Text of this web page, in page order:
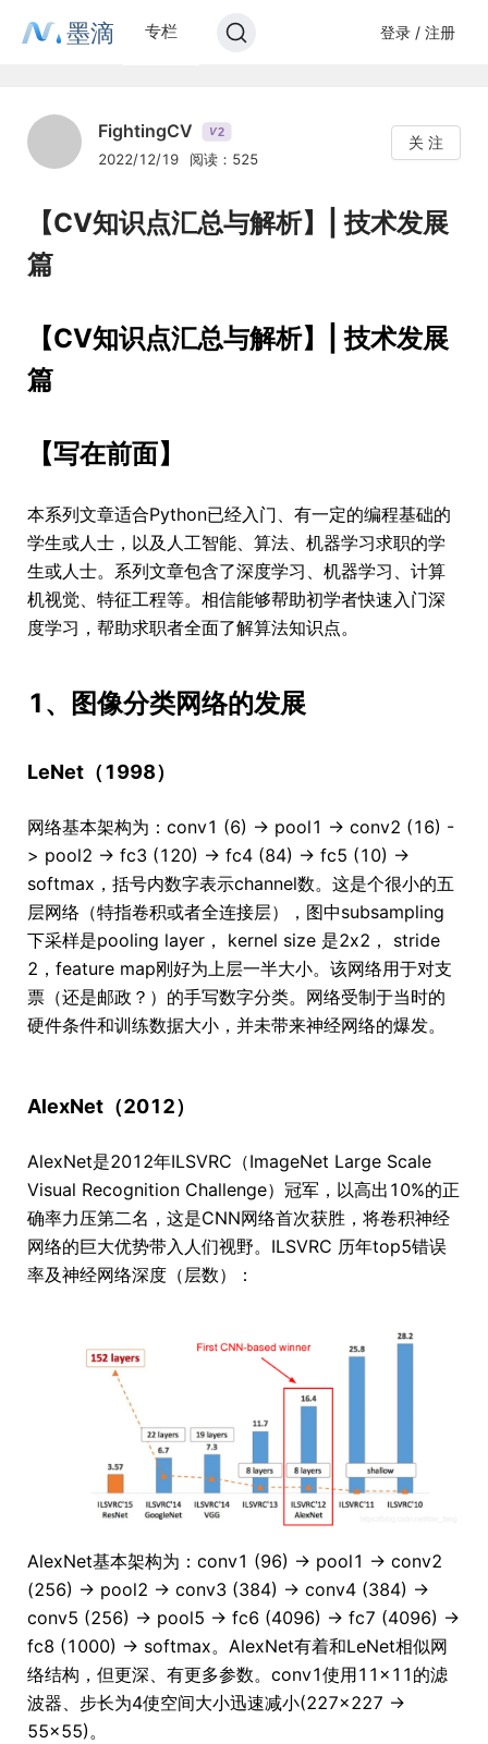
墨滴 专栏 登录 / 注册
FightingCV V2
2022/12/19 阅读：525
关 注
【CV知识点汇总与解析】| 技术发展
篇
【CV知识点汇总与解析】| 技术发展
篇
【写在前面】
本系列文章适合Python已经入门、有一定的编程基础的
学生或人士，以及人工智能、算法、机器学习求职的学
生或人士。系列文章包含了深度学习、机器学习、计算
机视觉、特征工程等。相信能够帮助初学者快速入门深
度学习，帮助求职者全面了解算法知识点。
1、图像分类网络的发展
LeNet（1998）
网络基本架构为：conv1 (6) -> pool1 -> conv2 (16) -
> pool2 -> fc3 (120) -> fc4 (84) -> fc5 (10) ->
softmax，括号内数字表示channel数。这是个很小的五
层网络（特指卷积或者全连接层），图中subsampling
下采样是pooling layer， kernel size 是2x2， stride
2，feature map刚好为上层一半大小。该网络用于对支
票（还是邮政？）的手写数字分类。网络受制于当时的
硬件条件和训练数据大小，并未带来神经网络的爆发。
AlexNet（2012）
AlexNet是2012年ILSVRC（ImageNet Large Scale
Visual Recognition Challenge）冠军，以高出10%的正
确率力压第二名，这是CNN网络首次获胜，将卷积神经
网络的巨大优势带入人们视野。ILSVRC 历年top5错误
率及神经网络深度（层数）：
AlexNet基本架构为：conv1 (96) -> pool1 -> conv2
(256) -> pool2 -> conv3 (384) -> conv4 (384) ->
conv5 (256) -> pool5 -> fc6 (4096) -> fc7 (4096) ->
fc8 (1000) -> softmax。AlexNet有着和LeNet相似网
络结构，但更深、有更多参数。conv1使用11×11的滤
波器、步长为4使空间大小迅速减小(227×227 ->
55×55)。